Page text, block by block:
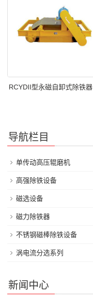
RCYDII型永磁自卸式除铁器
导航栏目
单传动高压辊磨机
高强除铁设备
磁选设备
磁力除铁器
不锈钢磁棒除铁设备
涡电流分选系列
新闻中心